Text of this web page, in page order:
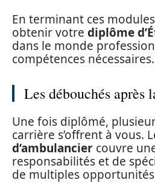
En terminant ces
obtenir votre diplôme
dans le monde
compétences nécessaires.
Les débouchés après
Une fois diplômé,
carrière s’offrent à vous.
d’ambulancier couvre
responsabilités et de
de multiples